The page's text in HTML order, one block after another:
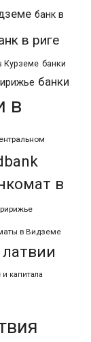
банк в
в риге
Курземе банки
банки
в
в
в Видземе
капитала